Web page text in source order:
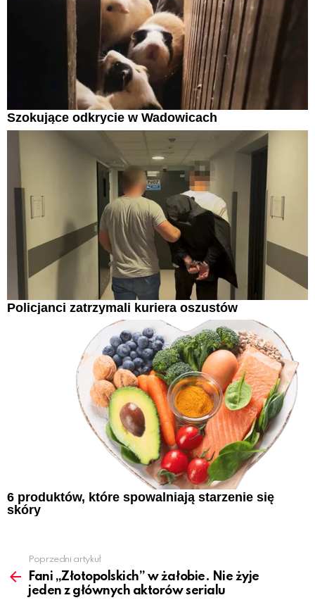
Szokujące odkrycie w Wadowicach
Policjanci zatrzymali kuriera oszustów
6 produktów, które spowalniają starzenie się
skóry
more
Poprzedni artykuł
Fani „Złotopolskich” w żałobie. Nie żyje
jeden z głównych aktorów serialu